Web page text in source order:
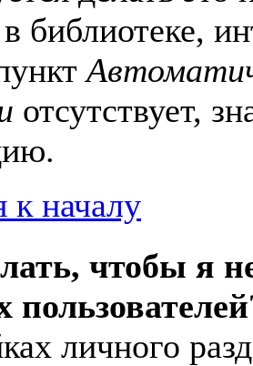
библиотеке,
отсутствует,
к началу
чтобы я
личного